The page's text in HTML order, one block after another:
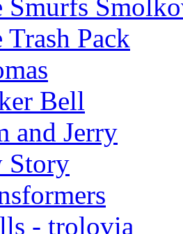
Smurfs
Trash Pack
Bell
and Jerry
Story
- trolovia